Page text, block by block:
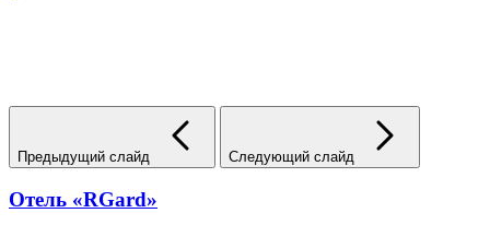
Предыдущий слайд Следующий слайд
Отель «RGard»